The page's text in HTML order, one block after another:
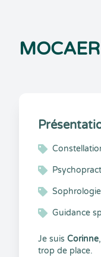
Guidance
Je suis Corinne
trop de place.